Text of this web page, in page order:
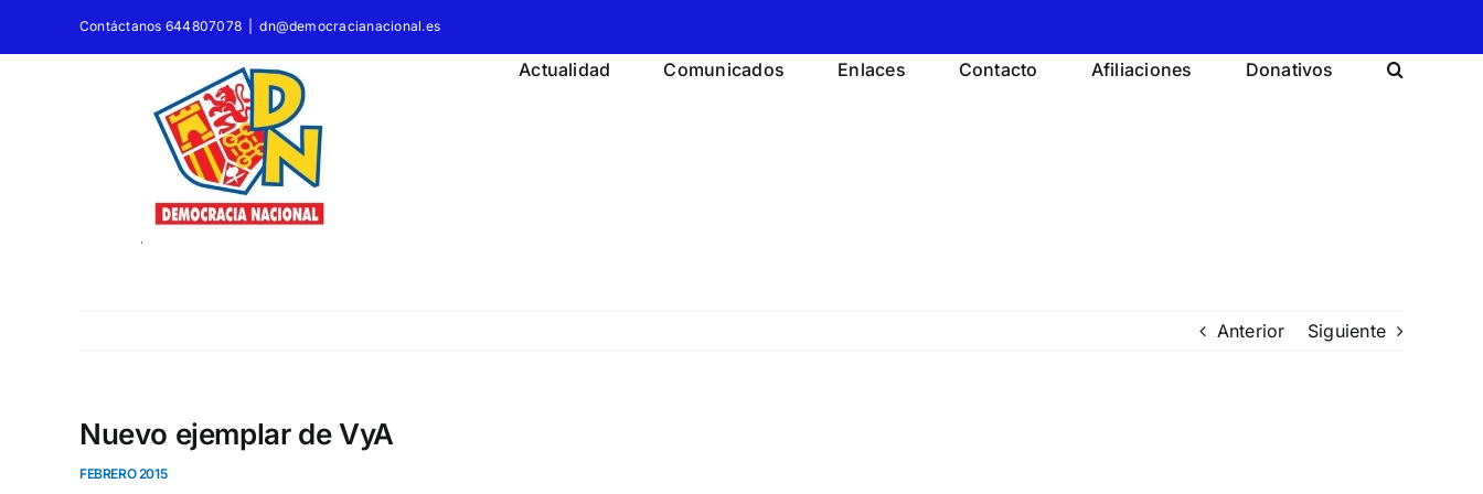
Contáctanos 644807078 dn@democracianacional.es
Actualidad Comunicados Enlaces Contacto Afiliaciones Donativos
Anterior Siguiente
Nuevo ejemplar de VyA
FEBRERO 2015